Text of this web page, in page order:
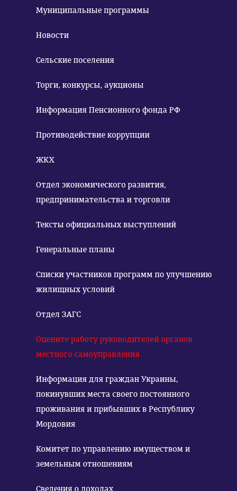
Муниципальные программы
Новости
Сельские поселения
Торги, конкурсы, аукционы
Информация Пенсионного фонда РФ
Противодействие коррупции
ЖКХ
Отдел экономического развития,
предпринимательства и торговли
Тексты официальных выступлений
Генеральные планы
Списки участников программ по улучшению
жилищных условий
Отдел ЗАГС
Оцените работу руководителей органов
местного самоуправления
Информация для граждан Украины,
покинувших места своего постоянного
проживания и прибывших в Республику
Мордовия
Комитет по управлению имуществом и
земельным отношениям
Сведения о доходах